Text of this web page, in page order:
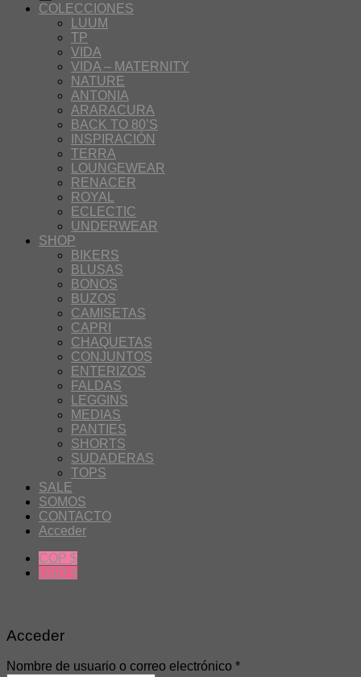
COLECCIONES
LUUM
TP
VIDA
VIDA – MATERNITY
NATURE
ANTONIA
ARARACURA
BACK TO 80’S
INSPIRACIÓN
TERRA
LOUNGEWEAR
RENACER
ROYAL
ECLECTIC
UNDERWEAR
SHOP
BIKERS
BLUSAS
BONOS
BUZOS
CAMISETAS
CAPRI
CHAQUETAS
CONJUNTOS
ENTERIZOS
FALDAS
LEGGINS
MEDIAS
PANTIES
SHORTS
SUDADERAS
TOPS
SALE
SOMOS
CONTACTO
Acceder
COP $
USD $
Acceder
Nombre de usuario o correo electrónico *